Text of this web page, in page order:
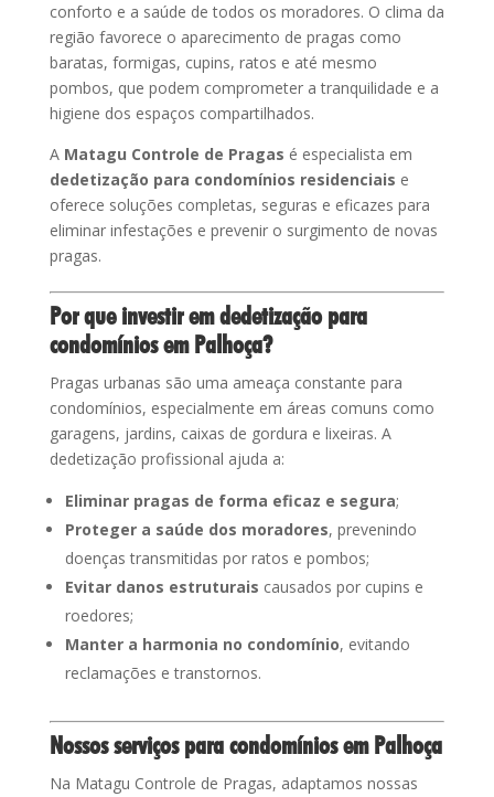
conforto e a saúde de todos os moradores. O clima da
região favorece o aparecimento de pragas como
baratas, formigas, cupins, ratos e até mesmo
pombos, que podem comprometer a tranquilidade e a
higiene dos espaços compartilhados.
A Matagu Controle de Pragas é especialista em
dedetização para condomínios residenciais e
oferece soluções completas, seguras e eficazes para
eliminar infestações e prevenir o surgimento de novas
pragas.
Por que investir em dedetização para
condomínios em Palhoça?
Pragas urbanas são uma ameaça constante para
condomínios, especialmente em áreas comuns como
garagens, jardins, caixas de gordura e lixeiras. A
dedetização profissional ajuda a:
Eliminar pragas de forma eficaz e segura;
Proteger a saúde dos moradores, prevenindo
doenças transmitidas por ratos e pombos;
Evitar danos estruturais causados por cupins e
roedores;
Manter a harmonia no condomínio, evitando
reclamações e transtornos.
Nossos serviços para condomínios em Palhoça
Na Matagu Controle de Pragas, adaptamos nossas